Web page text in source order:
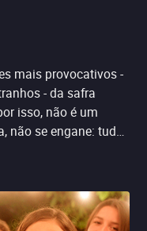
mais provocativos -
- da safra
isso, não é um
não se engane: tudo
Julia Ducournau (de
entre o terror, o
o espectador - seja
ou com uma
Dessa forma,